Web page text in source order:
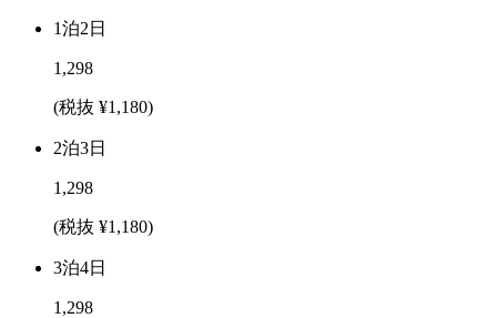
1泊2日
1,298
(税抜 ¥1,180)
2泊3日
1,298
(税抜 ¥1,180)
3泊4日
1,298